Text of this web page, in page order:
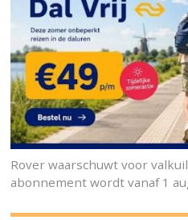
Rover waarschuwt voor
abonnement wordt vanaf 1